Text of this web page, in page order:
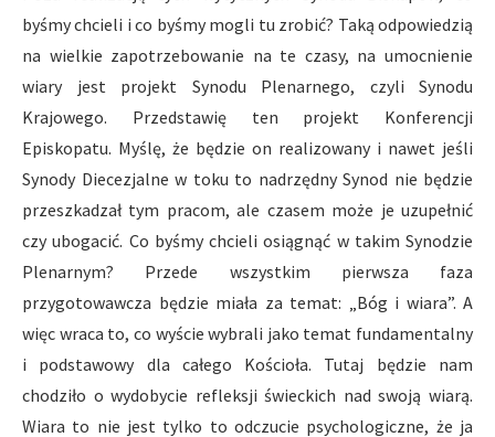
byśmy chcieli i co byśmy mogli tu zrobić? Taką odpowiedzią
na wielkie zapotrzebowanie na te czasy, na umocnienie
wiary jest projekt Synodu Plenarnego, czyli Synodu
Krajowego. Przedstawię ten projekt Konferencji
Episkopatu. Myślę, że będzie on realizowany i nawet jeśli
Synody Diecezjalne w toku to nadrzędny Synod nie będzie
przeszkadzał tym pracom, ale czasem może je uzupełnić
czy ubogacić. Co byśmy chcieli osiągnąć w takim Synodzie
Plenarnym? Przede wszystkim pierwsza faza
przygotowawcza będzie miała za temat: „Bóg i wiara”. A
więc wraca to, co wyście wybrali jako temat fundamentalny
i podstawowy dla całego Kościoła. Tutaj będzie nam
chodziło o wydobycie refleksji świeckich nad swoją wiarą.
Wiara to nie jest tylko to odczucie psychologiczne, że ja